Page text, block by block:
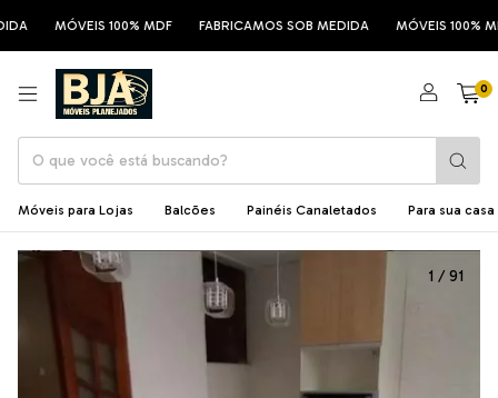
MÓVEIS 100% MDF FABRICAMOS SOB MEDIDA MÓVEIS 100% MDF
0
Móveis para Lojas Balcões Painéis Canaletados Para sua casa
1 / 91